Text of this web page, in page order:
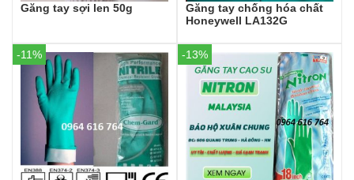
Găng tay sợi len 50g
Găng tay chống hóa chất
Honeywell LA132G
-11% -13%